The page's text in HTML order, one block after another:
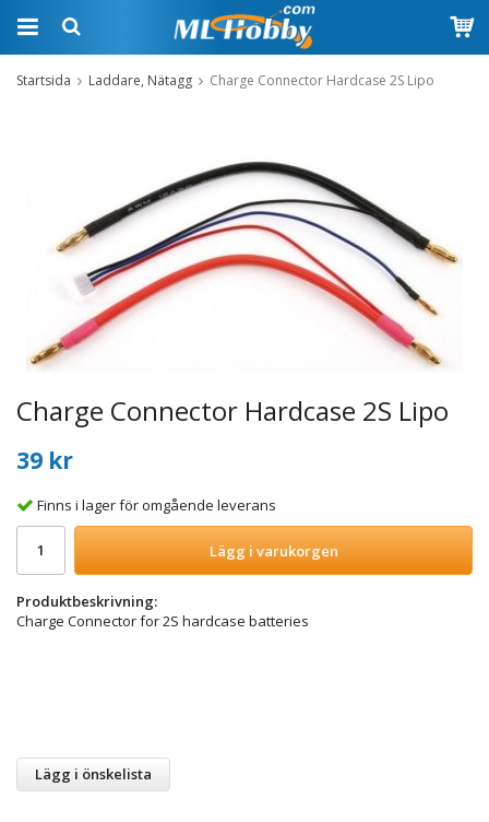
Startsida Laddare, Nätagg Charge Connector Hardcase 2S Lipo
Charge Connector Hardcase 2S Lipo
39 kr
Finns i lager för omgående leverans
Lägg i varukorgen
Produktbeskrivning:
Charge Connector for 2S hardcase batteries
Lägg i önskelista